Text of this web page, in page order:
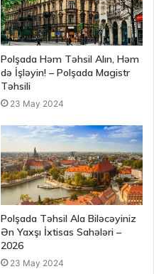
Polşada Həm Təhsil Alın, Həm
də İşləyin! – Polşada Magistr
Təhsili
23 May 2024
Polşada Təhsil Ala Biləcəyiniz
Ən Yaxşı İxtisas Sahələri –
2026
23 May 2024